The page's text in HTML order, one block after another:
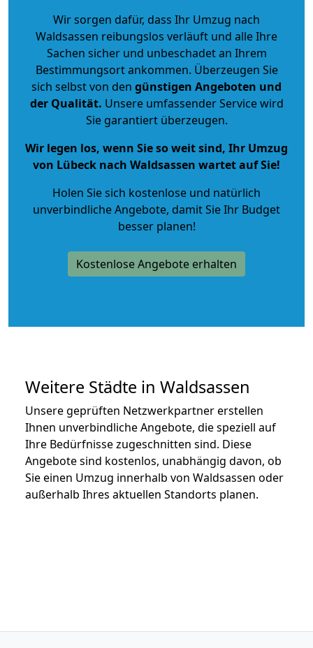
Wir sorgen dafür, dass Ihr Umzug nach
Waldsassen reibungslos verläuft und alle Ihre
Sachen sicher und unbeschadet an Ihrem
Bestimmungsort ankommen. Überzeugen Sie
sich selbst von den günstigen Angeboten und
der Qualität. Unsere umfassender Service wird
Sie garantiert überzeugen.
Wir legen los, wenn Sie so weit sind, Ihr Umzug
von Lübeck nach Waldsassen wartet auf Sie!
Holen Sie sich kostenlose und natürlich
unverbindliche Angebote, damit Sie Ihr Budget
besser planen!
Kostenlose Angebote erhalten
Weitere Städte in Waldsassen
Unsere geprüften Netzwerkpartner erstellen
Ihnen unverbindliche Angebote, die speziell auf
Ihre Bedürfnisse zugeschnitten sind. Diese
Angebote sind kostenlos, unabhängig davon, ob
Sie einen Umzug innerhalb von Waldsassen oder
außerhalb Ihres aktuellen Standorts planen.